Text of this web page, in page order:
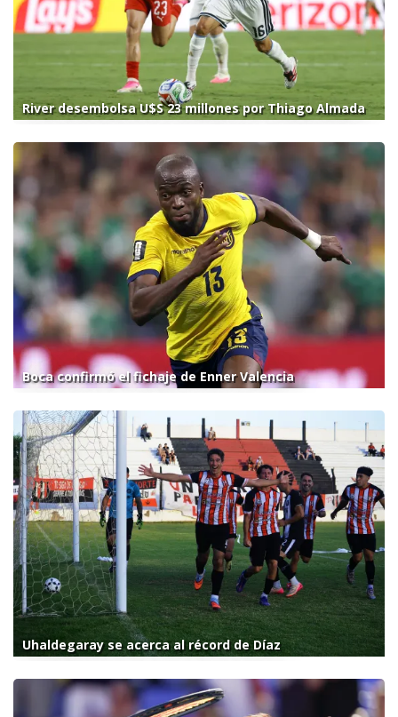
River desembolsa U$S 23 millones por Thiago Almada
Boca confirmó el fichaje de Enner Valencia
Uhaldegaray se acerca al récord de Díaz